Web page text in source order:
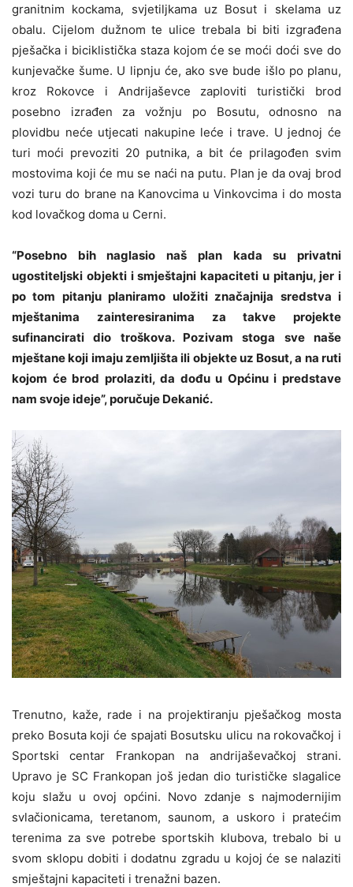
granitnim kockama, svjetiljkama uz Bosut i skelama uz
obalu. Cijelom dužnom te ulice trebala bi biti izgrađena
pješačka i biciklistička staza kojom će se moći doći sve do
kunjevačke šume. U lipnju će, ako sve bude išlo po planu,
kroz Rokovce i Andrijaševce zaploviti turistički brod
posebno izrađen za vožnju po Bosutu, odnosno na
plovidbu neće utjecati nakupine leće i trave. U jednoj će
turi moći prevoziti 20 putnika, a bit će prilagođen svim
mostovima koji će mu se naći na putu. Plan je da ovaj brod
vozi turu do brane na Kanovcima u Vinkovcima i do mosta
kod lovačkog doma u Cerni.
“Posebno bih naglasio naš plan kada su privatni
ugostiteljski objekti i smještajni kapaciteti u pitanju, jer i
po tom pitanju planiramo uložiti značajnija sredstva i
mještanima zainteresiranima za takve projekte
sufinancirati dio troškova. Pozivam stoga sve naše
mještane koji imaju zemljišta ili objekte uz Bosut, a na ruti
kojom će brod prolaziti, da dođu u Općinu i predstave
nam svoje ideje”, poručuje Dekanić.
Trenutno, kaže, rade i na projektiranju pješačkog mosta
preko Bosuta koji će spajati Bosutsku ulicu na rokovačkoj i
Sportski centar Frankopan na andrijaševačkoj strani.
Upravo je SC Frankopan još jedan dio turističke slagalice
koju slažu u ovoj općini. Novo zdanje s najmodernijim
svlačionicama, teretanom, saunom, a uskoro i pratećim
terenima za sve potrebe sportskih klubova, trebalo bi u
svom sklopu dobiti i dodatnu zgradu u kojoj će se nalaziti
smještajni kapaciteti i trenažni bazen.